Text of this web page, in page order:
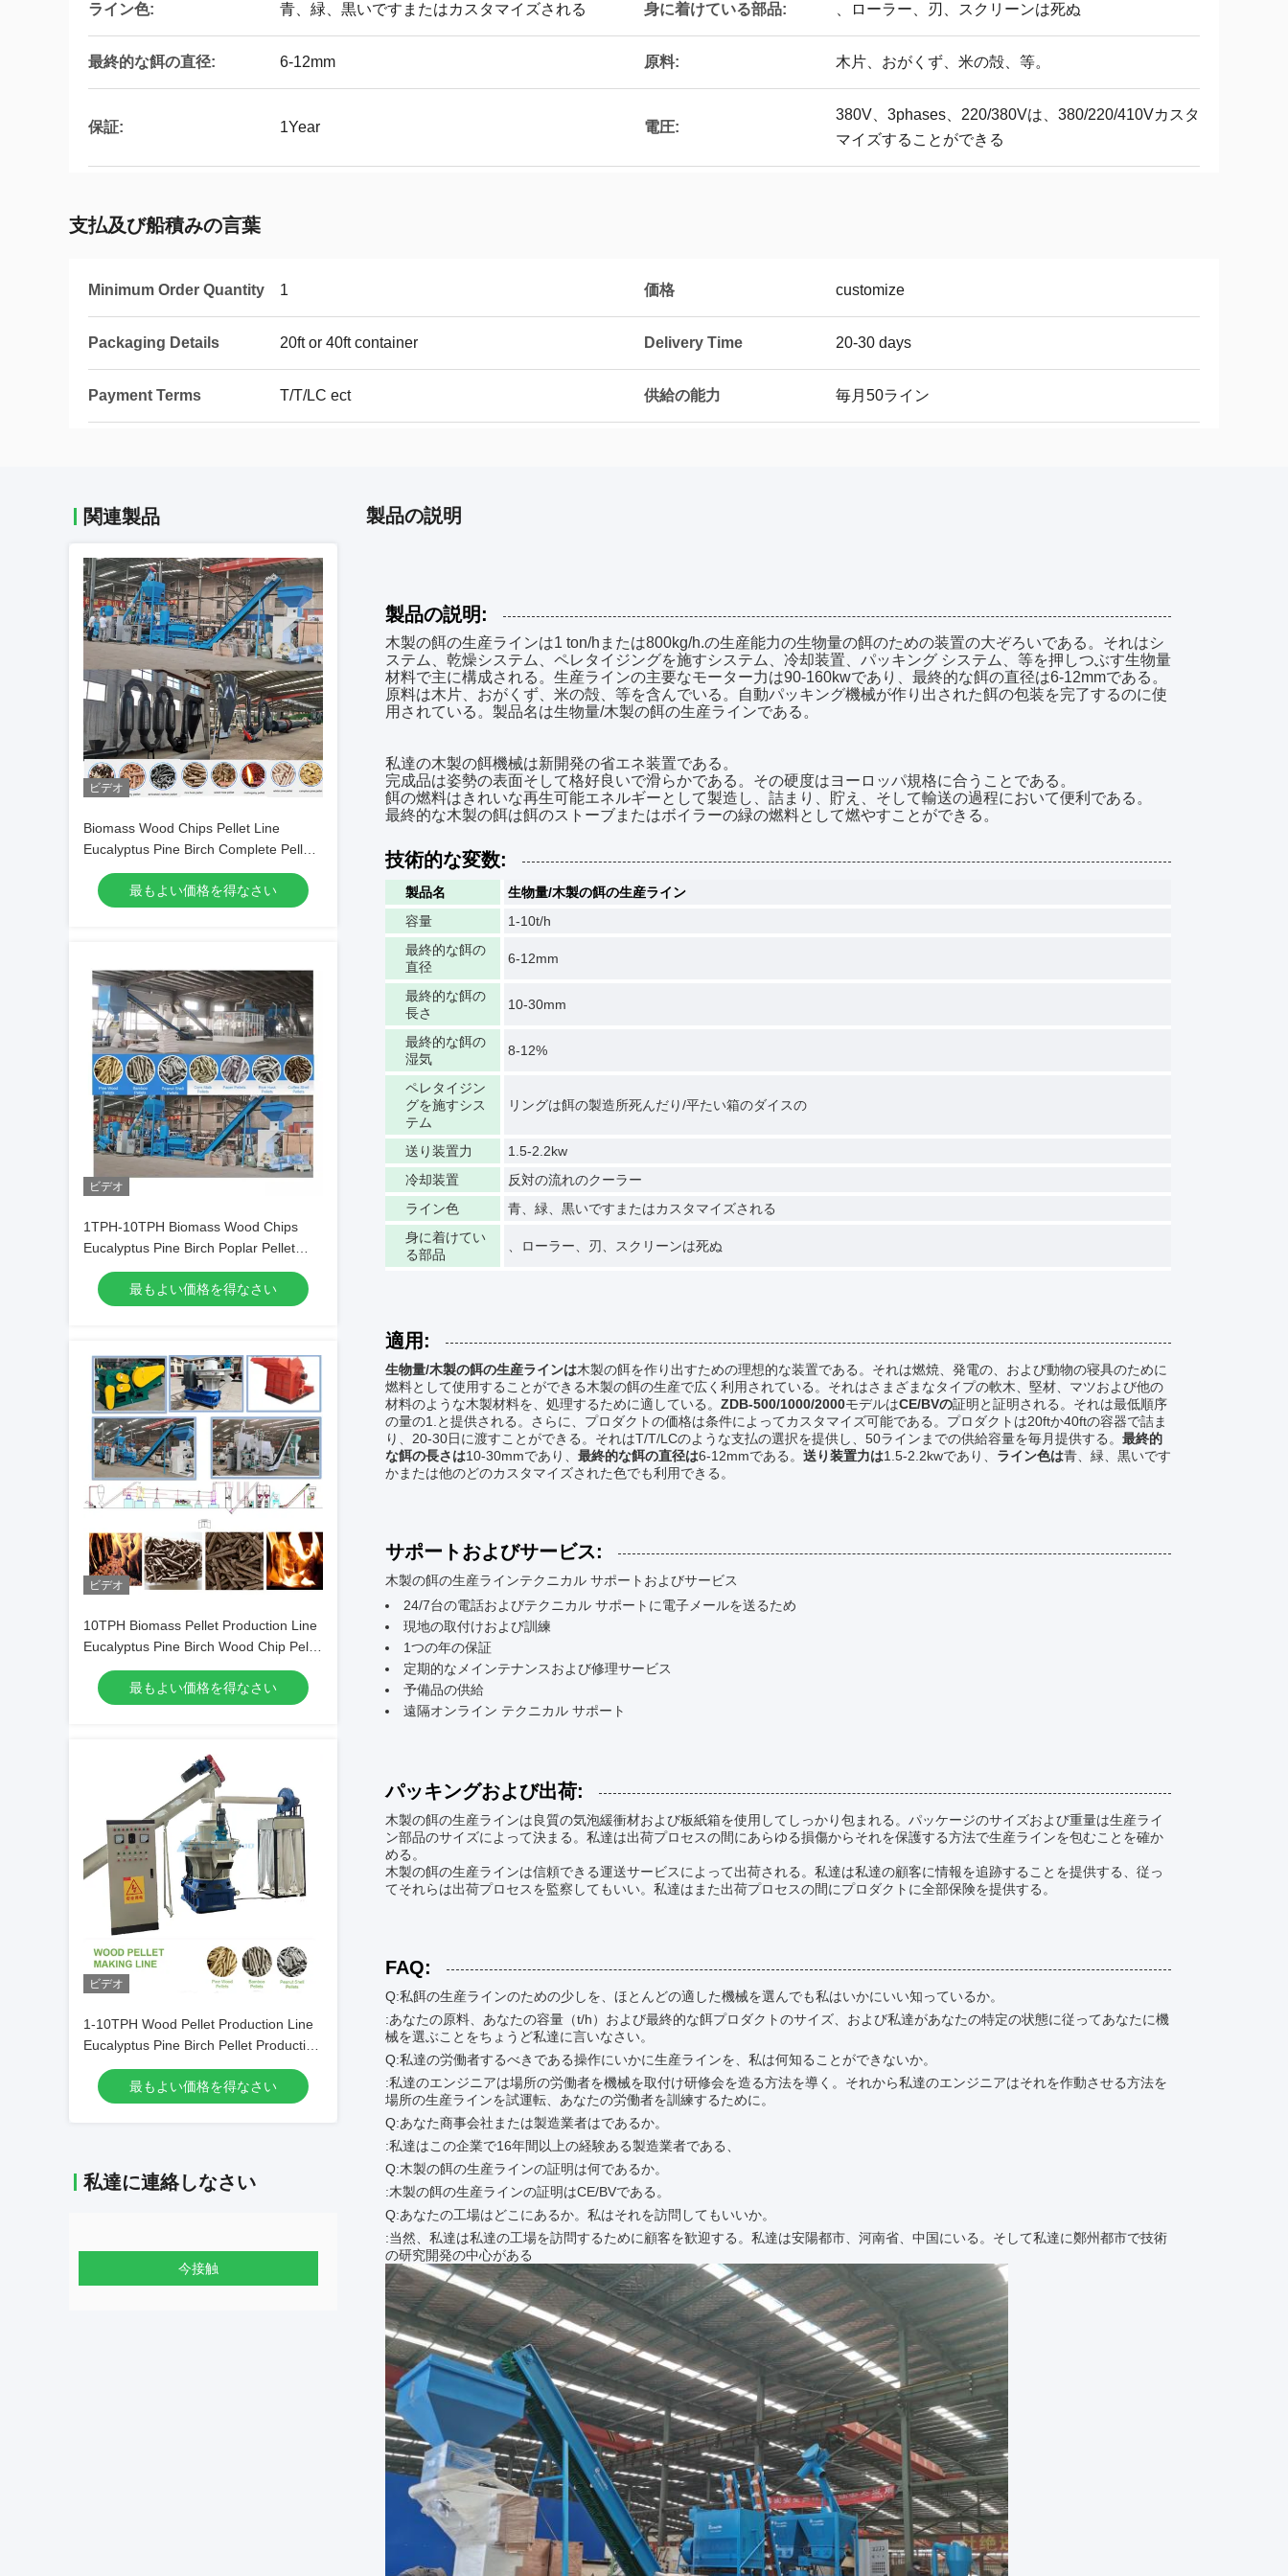
ライン色: 青、緑、黒いですまたはカスタマイズされる 身に着けている部品: 、ローラー、刃、スクリーンは死ぬ
最終的な餌の直径: 6-12mm 原料: 木片、おがくず、米の殻、等。
保証: 1Year 電圧:
380V、3phases、220/380Vは、380/220/410Vカスタ
マイズすることができる
支払及び船積みの言葉
Minimum Order Quantity 1 価格 customize
Packaging Details 20ft or 40ft container Delivery Time 20-30 days
Payment Terms T/T/LC ect 供給の能力 毎月50ライン
関連製品
ビデオ
Biomass Wood Chips Pellet Line
Eucalyptus Pine Birch Complete Pellet
Production Line
最もよい価格を得なさい
ビデオ
1TPH-10TPH Biomass Wood Chips
Eucalyptus Pine Birch Poplar Pellet
Production Line
最もよい価格を得なさい
ビデオ
10TPH Biomass Pellet Production Line
Eucalyptus Pine Birch Wood Chip Pellet
Machine
最もよい価格を得なさい
ビデオ
1-10TPH Wood Pellet Production Line
Eucalyptus Pine Birch Pellet Production
最もよい価格を得なさい
私達に連絡しなさい
今接触
製品の説明
製品の説明:
木製の餌の生産ラインは1 ton/hまたは800kg/h.の生産能力の生物量の餌のための装置の大ぞろいである。それはシ
ステム、乾燥システム、ペレタイジングを施すシステム、冷却装置、パッキング システム、等を押しつぶす生物量
材料で主に構成される。生産ラインの主要なモーター力は90-160kwであり、最終的な餌の直径は6-12mmである。
原料は木片、おがくず、米の殻、等を含んでいる。自動パッキング機械が作り出された餌の包装を完了するのに使
用されている。製品名は生物量/木製の餌の生産ラインである。
私達の木製の餌機械は新開発の省エネ装置である。
完成品は姿勢の表面そして格好良いで滑らかである。その硬度はヨーロッパ規格に合うことである。
餌の燃料はきれいな再生可能エネルギーとして製造し、詰まり、貯え、そして輸送の過程において便利である。
最終的な木製の餌は餌のストーブまたはボイラーの緑の燃料として燃やすことができる。
技術的な変数:
製品名
生物量/木製の餌の生産ライン
容量
1-10t/h
最終的な餌の
直径
6-12mm
最終的な餌の
長さ
10-30mm
最終的な餌の
湿気
8-12%
ペレタイジン
グを施すシス
テム
リングは餌の製造所死んだり/平たい箱のダイスの
送り装置力
1.5-2.2kw
冷却装置
反対の流れのクーラー
ライン色
青、緑、黒いですまたはカスタマイズされる
身に着けてい
る部品
、ローラー、刃、スクリーンは死ぬ
適用:
生物量/木製の餌の生産ラインは木製の餌を作り出すための理想的な装置である。それは燃焼、発電の、および動物の寝具のために
燃料として使用することができる木製の餌の生産で広く利用されている。それはさまざまなタイプの軟木、堅材、マツおよび他の
材料のような木製材料を、処理するために適している。 ZDB-500/1000/2000モデルはCE/BVの証明と証明される。それは最低順序
の量の1.と提供される。さらに、プロダクトの価格は条件によってカスタマイズ可能である。プロダクトは20ftか40ftの容器で詰ま
り、20-30日に渡すことができる。それはT/T/LCのような支払の選択を提供し、50ラインまでの供給容量を毎月提供する。 最終的
な餌の長さは10-30mmであり、 最終的な餌の直径は6-12mmである。 送り装置力は1.5-2.2kwであり、 ライン色は青、緑、黒いです
かまたは他のどのカスタマイズされた色でも利用できる。
サポートおよびサービス:
木製の餌の生産ラインテクニカル サポートおよびサービス
24/7台の電話およびテクニカル サポートに電子メールを送るため
現地の取付けおよび訓練
1つの年の保証
定期的なメインテナンスおよび修理サービス
予備品の供給
遠隔オンライン テクニカル サポート
パッキングおよび出荷:
木製の餌の生産ラインは良質の気泡緩衝材および板紙箱を使用してしっかり包まれる。パッケージのサイズおよび重量は生産ライ
ン部品のサイズによって決まる。私達は出荷プロセスの間にあらゆる損傷からそれを保護する方法で生産ラインを包むことを確か
める。
木製の餌の生産ラインは信頼できる運送サービスによって出荷される。私達は私達の顧客に情報を追跡することを提供する、従っ
てそれらは出荷プロセスを監察してもいい。私達はまた出荷プロセスの間にプロダクトに全部保険を提供する。
FAQ:
Q:私餌の生産ラインのための少しを、ほとんどの適した機械を選んでも私はいかにいい知っているか。
:あなたの原料、あなたの容量（t/h）および最終的な餌プロダクトのサイズ、および私達があなたの特定の状態に従ってあなたに機
械を選ぶことをちょうど私達に言いなさい。
Q:私達の労働者するべきである操作にいかに生産ラインを、私は何知ることができないか。
:私達のエンジニアは場所の労働者を機械を取付け研修会を造る方法を導く。それから私達のエンジニアはそれを作動させる方法を
場所の生産ラインを試運転、あなたの労働者を訓練するために。
Q:あなた商事会社または製造業者はであるか。
:私達はこの企業で16年間以上の経験ある製造業者である、
Q:木製の餌の生産ラインの証明は何であるか。
:木製の餌の生産ラインの証明はCE/BVである。
Q:あなたの工場はどこにあるか。私はそれを訪問してもいいか。
:当然、私達は私達の工場を訪問するために顧客を歓迎する。私達は安陽都市、河南省、中国にいる。そして私達に鄭州都市で技術
の研究開発の中心がある